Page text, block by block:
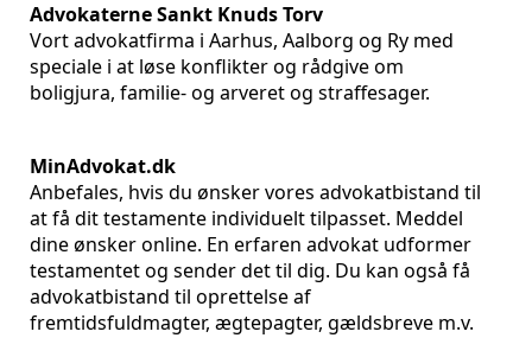
Advokaterne Sankt Knuds Torv
Vort advokatfirma i Aarhus, Aalborg og Ry med
speciale i at løse konflikter og rådgive om
boligjura, familie- og arveret og straffesager.
MinAdvokat.dk
Anbefales, hvis du ønsker vores advokatbistand til
at få dit testamente individuelt tilpasset. Meddel
dine ønsker online. En erfaren advokat udformer
testamentet og sender det til dig. Du kan også få
advokatbistand til oprettelse af
fremtidsfuldmagter, ægtepagter, gældsbreve m.v.